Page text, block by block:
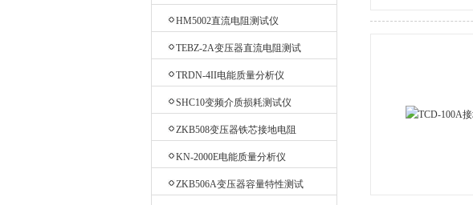
HM5002直流电阻测试仪
TEBZ-2A变压器直流电阻测试
TRDN-4II电能质量分析仪
SHC10变频介质损耗测试仪
ZKB508变压器铁芯接地电阻
KN-2000E电能质量分析仪
ZKB506A变压器容量特性测试